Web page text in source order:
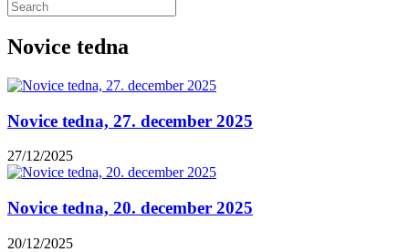
Novice tedna
Novice tedna, 27. december 2025
27/12/2025
Novice tedna, 20. december 2025
20/12/2025